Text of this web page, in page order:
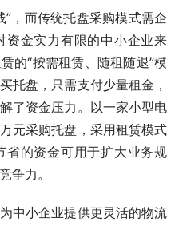
，而传统托盘采购模式需企
资金实力有限的中小企业来
的“按需租赁、随租随退”模
托盘，只需支付少量租金，
了资金压力。以一家小型电
元采购托盘，采用租赁模式
省的资金可用于扩大业务规
争力。
中小企业提供更灵活的物流